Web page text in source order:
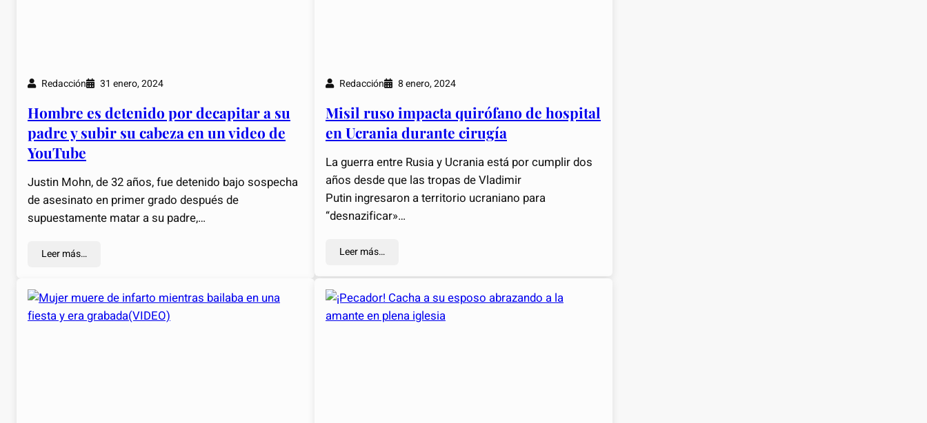
Redacción 31 enero, 2024
Hombre es detenido por decapitar a su
padre y subir su cabeza en un video de
YouTube
Justin Mohn, de 32 años, fue detenido bajo sospecha
de asesinato en primer grado después de
supuestamente matar a su padre,…
Leer más…
Redacción 8 enero, 2024
Misil ruso impacta quirófano de hospital
en Ucrania durante cirugía
La guerra entre Rusia y Ucrania está por cumplir dos
años desde que las tropas de Vladimir
Putin ingresaron a territorio ucraniano para
“desnazificar»…
Leer más…